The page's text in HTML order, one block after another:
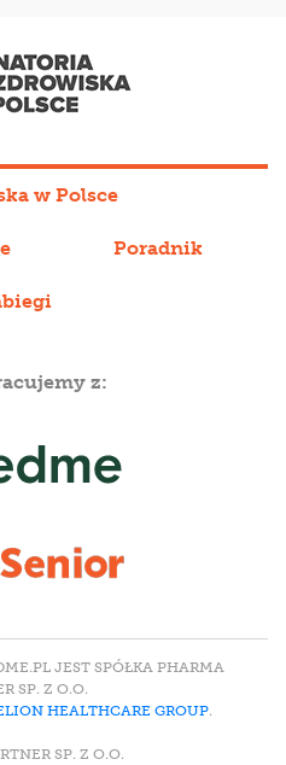
w Polsce
Poradnik
z:
JEST SPÓŁKA PHARMA
SP. Z O.O.
HEALTHCARE GROUP.
SP. Z O.O.